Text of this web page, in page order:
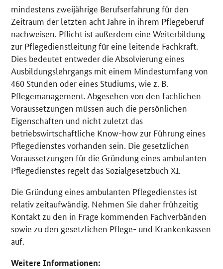
mindestens zweijährige Berufserfahrung für den
Zeitraum der letzten acht Jahre in ihrem Pflegeberuf
nachweisen. Pflicht ist außerdem eine Weiterbildung
zur Pflegedienstleitung für eine leitende Fachkraft.
Dies bedeutet entweder die Absolvierung eines
Ausbildungslehrgangs mit einem Mindestumfang von
460 Stunden oder eines Studiums, wie z. B.
Pflegemanagement. Abgesehen von den fachlichen
Voraussetzungen müssen auch die persönlichen
Eigenschaften und nicht zuletzt das
betriebswirtschaftliche Know-how zur Führung eines
Pflegedienstes vorhanden sein. Die gesetzlichen
Voraussetzungen für die Gründung eines ambulanten
Pflegedienstes regelt das Sozialgesetzbuch XI.
Die Gründung eines ambulanten Pflegedienstes ist
relativ zeitaufwändig. Nehmen Sie daher frühzeitig
Kontakt zu den in Frage kommenden Fachverbänden
sowie zu den gesetzlichen Pflege- und Krankenkassen
auf.
Weitere Informationen: